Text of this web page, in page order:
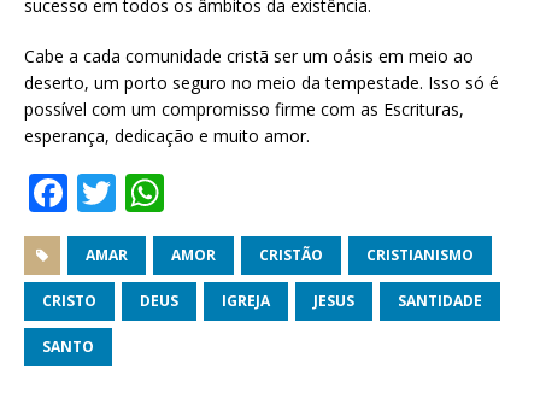
sucesso em todos os âmbitos da existência.
Cabe a cada comunidade cristã ser um oásis em meio ao
deserto, um porto seguro no meio da tempestade. Isso só é
possível com um compromisso firme com as Escrituras,
esperança, dedicação e muito amor.
F
a
c
e
b
T
w
it
te
h
at
s
AMAR AMOR CRISTÃO CRISTIANISMO
CRISTO DEUS IGREJA JESUS SANTIDADE
SANTO